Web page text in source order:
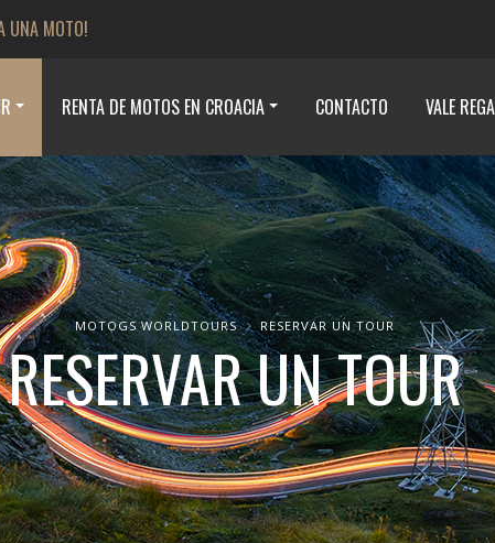
UNA MOTO!
RENTA DE MOTOS EN CROACIA CONTACTO VALE
MOTOGS WORLDTOURS RESERVAR UN TOUR
RESERVAR UN TOUR